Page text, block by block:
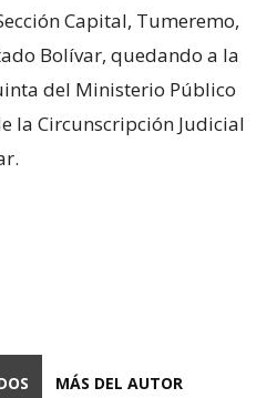
Capital, Tumeremo,
Bolívar, quedando a la
del Ministerio Público
la Circunscripción Judicial
MÁS DEL AUTOR